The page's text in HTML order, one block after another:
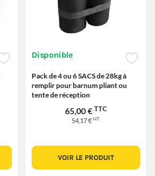
Disponible
Pack de 4 ou 6 SACS de 28kg à
remplir pour barnum pliant ou
tente de réception
65,00 € TTC
54,17 €HT
VOIR LE PRODUIT